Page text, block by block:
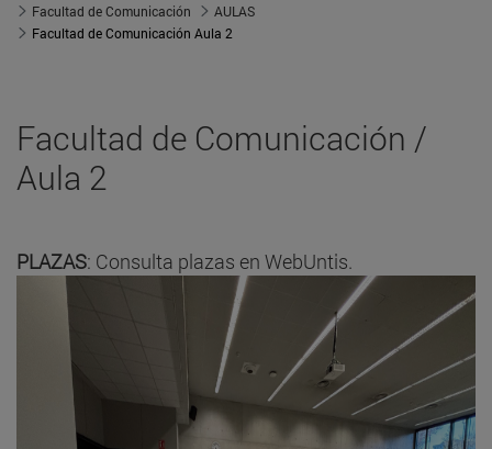
Facultad de Comunicación
AULAS
Facultad de Comunicación Aula 2
Facultad de Comunicación /
Aula 2
PLAZAS: Consulta plazas en WebUntis.